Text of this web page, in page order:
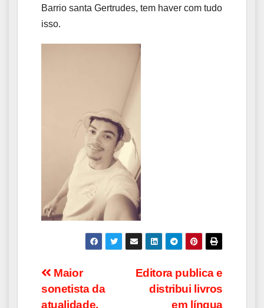
Barrio santa Gertrudes, tem haver com tudo
isso.
Navegação
de
Editora publica e
distribui livros
em língua
Maior
sonetista da
atualidade,